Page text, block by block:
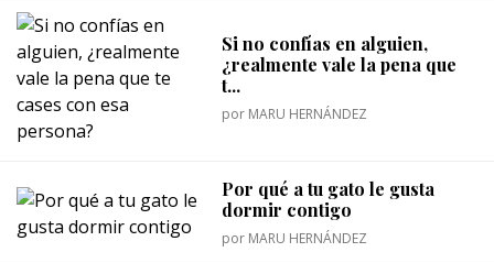
Si no confías en alguien,
¿realmente vale la pena que
t...
por MARU HERNÁNDEZ
Por qué a tu gato le gusta
dormir contigo
por MARU HERNÁNDEZ